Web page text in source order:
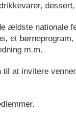
ældste nationale
et
m.m.
at invitere